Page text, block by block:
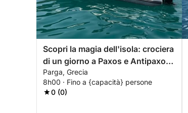
Scopri la magia dell'isola: crociera
di un giorno a Paxos e Antipaxos
da Parga
Parga, Grecia
8h00 · Fino a {capacità} persone
0 (0)